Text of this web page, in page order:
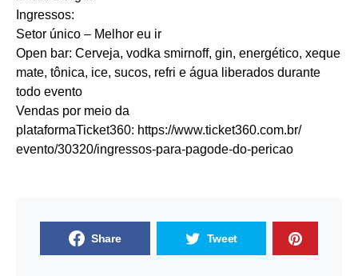
Ingressos:
Setor único – Melhor eu ir
Open bar: Cerveja, vodka smirnoff, gin, energético, xeque
mate, tônica, ice, sucos, refri e água liberados durante
todo evento
Vendas por meio da
plataformaTicket360: https://www.ticket360.com.br/
evento/30320/ingressos-para-pagode-do-pericao
Share Tweet